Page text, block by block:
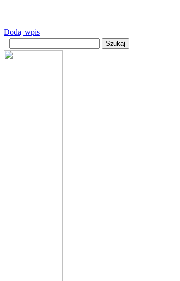
Dodaj wpis